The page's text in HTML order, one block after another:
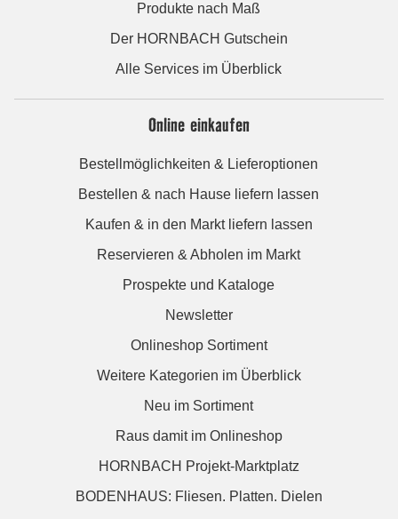
Produkte nach Maß
Der HORNBACH Gutschein
Alle Services im Überblick
Online einkaufen
Bestellmöglichkeiten & Lieferoptionen
Bestellen & nach Hause liefern lassen
Kaufen & in den Markt liefern lassen
Reservieren & Abholen im Markt
Prospekte und Kataloge
Newsletter
Onlineshop Sortiment
Weitere Kategorien im Überblick
Neu im Sortiment
Raus damit im Onlineshop
HORNBACH Projekt-Marktplatz
BODENHAUS: Fliesen. Platten. Dielen